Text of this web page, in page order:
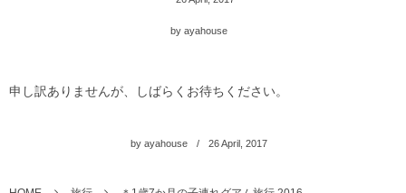
by ayahouse
申し訳ありませんが、しばらくお待ちください。
by ayahouse 26 April, 2017